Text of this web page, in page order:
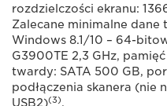
rozdzielczości ekranu:
Zalecane minimalne dane
Windows 8.1/10 – 64-
G3900TE 2,3 GHz,
twardy: SATA 500 GB,
podłączenia skanera (nie
USB2)(3).